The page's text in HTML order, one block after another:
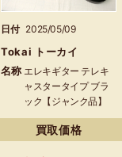
日付 2025/05/09
Tokai トーカイ
名称 エレキギター テレキ
ャスタータイプ ブラ
ック【ジャンク品】
買取価格